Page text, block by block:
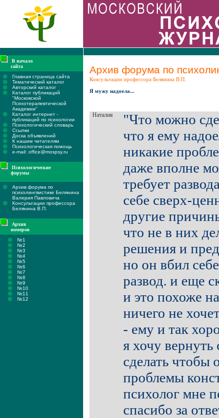
В начало
сайта
Главная страница сайта
Тематический каталог
Авторский каталог
Каталог публикаций
"Московской
Психотерапевтической
Академии"
Каталог интернет -
публикаций по психологии
Психологический словарь
Ссылки
Доска объявлений
К нашим читателям
Психологическая помощь
e-mail: office@mospsy.ru
Психологические
форумы
Архив форума по
психолингвистике Белянина
Валерия Павловича
Консультации профессора
Белянина В.П.
Архив
номеров
№1
№2
№3
№4
№5
№6
№7
№8
№9
№10
№11
№12
Архив форума по
Консультации профессора Белянина В.П.
Я мужу надоела...
Наталия
"Что можно
что я ему
никакие
даже вполне
требует
себе сверх-
другие
что не в них
решения и
но он вбил
развод. и еще
и это похоже
ничего не
- ему и так
я хочу
сделать чтобы
проблемы
психолог мне
спасибо за